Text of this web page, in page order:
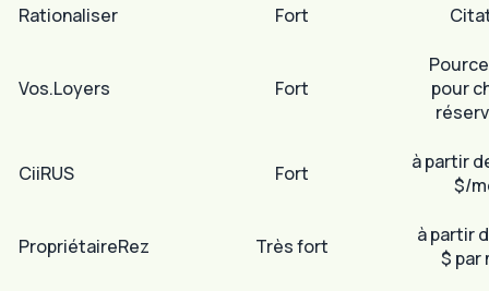
Rationaliser Fort
Vos.Loyers Fort
pour
CiiRUS Fort
à partir
$/
PropriétaireRez Très fort
à partir
$ par